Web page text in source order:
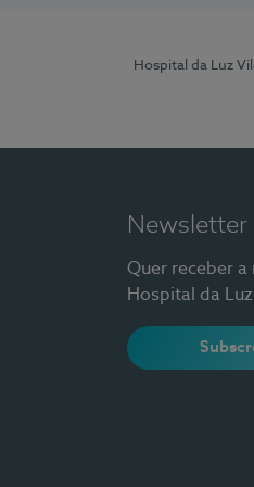
Hospital da Luz
Newsletter
Quer receber
Hospital da